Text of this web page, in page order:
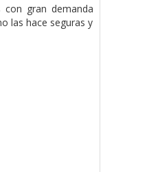
gran demanda
las hace seguras y